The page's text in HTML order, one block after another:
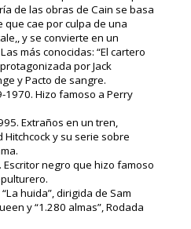
de las obras de Cain se basa
que cae por culpa de una
y se convierte en un
más conocidas: “El cartero
por Jack
y Pacto de sangre.
1970. Hizo famoso a Perry
Extraños en un tren,
y su serie sobre
negro que hizo famoso
huida”, dirigida de Sam
y “1.280 almas”, Rodada